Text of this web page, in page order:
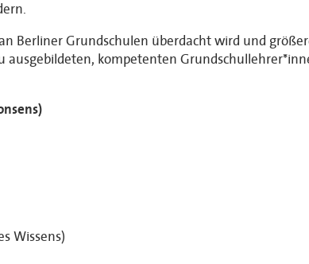
Berliner Grundschulen überdacht wird und
ausgebildeten, kompetenten
Wissens)